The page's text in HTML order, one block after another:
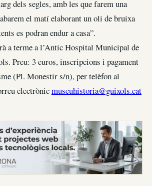
dels segles, amb les que farem una
el matí elaborant un oli de bruixa
es podran endur a casa”.
a terme a l’Antic Hospital Municipal de
Preu: 3 euros, inscripcions i pagament
(Pl. Monestir s/n), per telèfon al
electrònicmuseuhistoria@guixols.cat